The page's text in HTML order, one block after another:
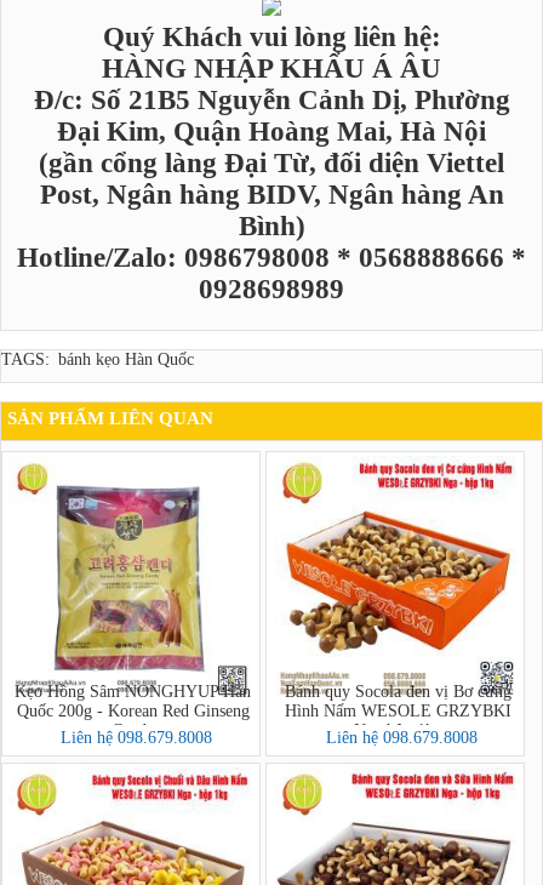
Quý Khách vui lòng liên hệ:
HÀNG NHẬP KHẨU Á ÂU
Đ/c: Số 21B5 Nguyễn Cảnh Dị, Phường
Đại Kim, Quận Hoàng Mai, Hà Nội
(gần cổng làng Đại Từ, đối diện Viettel
Post, Ngân hàng BIDV, Ngân hàng An
Bình)
Hotline/Zalo: 0986798008 * 0568888666 *
0928698989
TAGS: bánh kẹo Hàn Quốc
SẢN PHẨM LIÊN QUAN
Kẹo Hồng Sâm NONGHYUP Hàn
Quốc 200g - Korean Red Ginseng
Candy
Liên hệ 098.679.8008
Bánh quy Socola đen vị Bơ cứng
Hình Nấm WESOLE GRZYBKI
Nga hộp 1kg
Liên hệ 098.679.8008